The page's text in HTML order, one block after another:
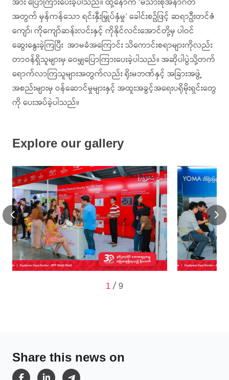
အား ပြောကြားပေးခဲ့ပါသည်။ ထို့နောက် ‘မိသားစုအနာဂတ်
အတွက် မှန်ကန်သော ရင်းနှီးမြှုပ်နှံမှု’ ခေါင်းစဥ်ဖြင့် ‌‌ဆရာဦးတင်ဇံ
ကျော်၊ ကိုကျော်ဆန်းလင်းနှင့် ကိုနိုင်လင်းအောင်တို့မှ ပါဝင်
ဆွေးနွေး‌ခဲ့ကြပြီး အာမခံအကြောင်း သိကောင်းစရာများကိုလည်း
တာဝန်ရှိသူများမှ ဝေမျှပြောကြားပေးခဲ့ပါသည်။ အဆိုပါပွဲသို့တက်
ရောက်လာကြသူများအတွက်လည်း ရိုးမဘဏ်နှင့် အခြားအဖွဲ့
အစည်းများမှ ဝန်ဆောင်မှုများနှင့် အထူးအခွင့်အရေးပရိုမိုးရှင်းတွေ
ကို ပေးအပ်ခဲ့ပါသည်။
Explore our gallery
1 / 9
Share this news on